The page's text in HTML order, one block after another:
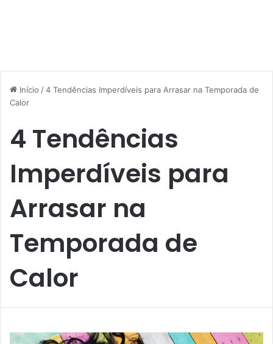
Início /4 Tendências Imperdíveis para Arrasar na Temporada de
Calor
4 Tendências
Imperdíveis para
Arrasar na
Temporada de
Calor